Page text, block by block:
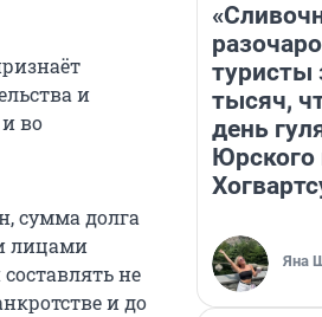
и
во
сумма долга
лицами
не
и до
туристы
тысяч,
день
Юрского
Яна